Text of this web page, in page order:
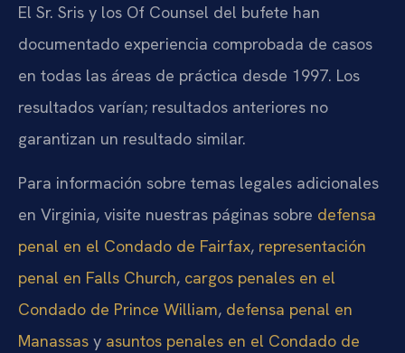
El Sr. Sris y los Of Counsel del bufete han
documentado experiencia comprobada de casos
en todas las áreas de práctica desde 1997. Los
resultados varían; resultados anteriores no
garantizan un resultado similar.
Para información sobre temas legales adicionales
en Virginia, visite nuestras páginas sobre defensa
penal en el Condado de Fairfax, representación
penal en Falls Church, cargos penales en el
Condado de Prince William, defensa penal en
Manassas y asuntos penales en el Condado de